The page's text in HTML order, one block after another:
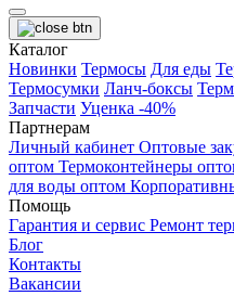
Каталог
Новинки Термосы Для еды
Термосумки Ланч-боксы
Запчасти Уценка -40%
Партнерам
Личный кабинет Оптовые
оптом Термоконтейнеры
для воды оптом
Помощь
Гарантия и сервис Ремонт
Блог
Контакты
Вакансии